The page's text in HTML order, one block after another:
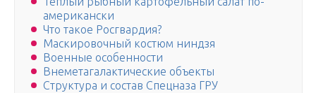
американски
Что такое Росгвардия?
Маскировочный костюм ниндзя
Военные особенности
Внеметагалактические объекты
Структура и состав Спецназа ГРУ